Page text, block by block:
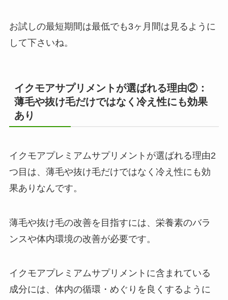
お試しの最短期間は最低でも3ヶ月間は見るように
して下さいね。
イクモアサプリメントが選ばれる理由②：
薄毛や抜け毛だけではなく冷え性にも効果
あり
イクモアプレミアムサプリメントが選ばれる理由2
つ目は、薄毛や抜け毛だけではなく冷え性にも効
果ありなんです。
薄毛や抜け毛の改善を目指すには、栄養素のバラ
ンスや体内環境の改善が必要です。
イクモアプレミアムサプリメントに含まれている
成分には、体内の循環・めぐりを良くするように